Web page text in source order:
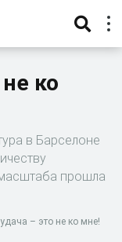
ко
в Барселоне
прошла
– это не ко мне!